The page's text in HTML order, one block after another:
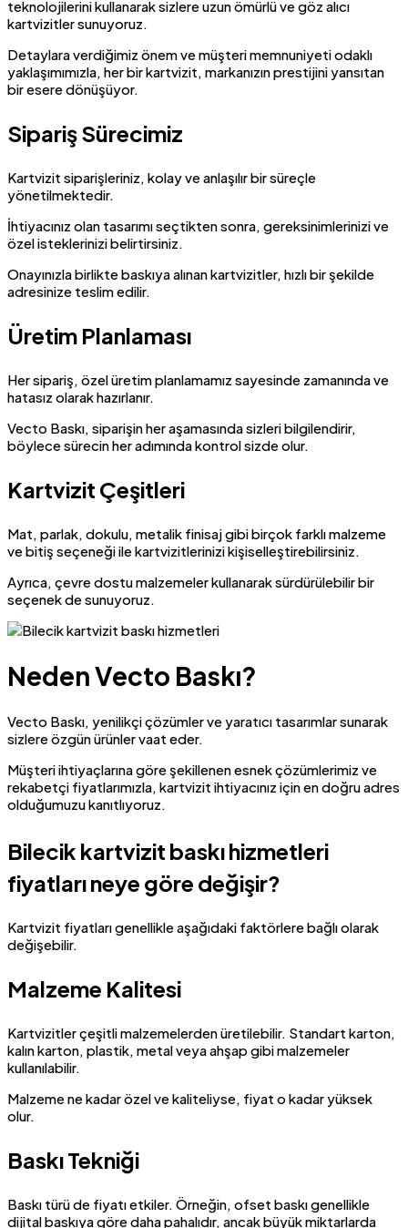
teknolojilerini kullanarak sizlere uzun ömürlü ve göz alıcı
kartvizitler sunuyoruz.
Detaylara verdiğimiz önem ve müşteri memnuniyeti odaklı
yaklaşımımızla, her bir kartvizit, markanızın prestijini yansıtan
bir esere dönüşüyor.
Sipariş Sürecimiz
Kartvizit siparişleriniz, kolay ve anlaşılır bir süreçle
yönetilmektedir.
İhtiyacınız olan tasarımı seçtikten sonra, gereksinimlerinizi ve
özel isteklerinizi belirtirsiniz.
Onayınızla birlikte baskıya alınan kartvizitler, hızlı bir şekilde
adresinize teslim edilir.
Üretim Planlaması
Her sipariş, özel üretim planlamamız sayesinde zamanında ve
hatasız olarak hazırlanır.
Vecto Baskı, siparişin her aşamasında sizleri bilgilendirir,
böylece sürecin her adımında kontrol sizde olur.
Kartvizit Çeşitleri
Mat, parlak, dokulu, metalik finisaj gibi birçok farklı malzeme
ve bitiş seçeneği ile kartvizitlerinizi kişiselleştirebilirsiniz.
Ayrıca, çevre dostu malzemeler kullanarak sürdürülebilir bir
seçenek de sunuyoruz.
Neden Vecto Baskı?
Vecto Baskı, yenilikçi çözümler ve yaratıcı tasarımlar sunarak
sizlere özgün ürünler vaat eder.
Müşteri ihtiyaçlarına göre şekillenen esnek çözümlerimiz ve
rekabetçi fiyatlarımızla, kartvizit ihtiyacınız için en doğru adres
olduğumuzu kanıtlıyoruz.
Bilecik kartvizit baskı hizmetleri
fiyatları neye göre değişir?
Kartvizit fiyatları genellikle aşağıdaki faktörlere bağlı olarak
değişebilir.
Malzeme Kalitesi
Kartvizitler çeşitli malzemelerden üretilebilir. Standart karton,
kalın karton, plastik, metal veya ahşap gibi malzemeler
kullanılabilir.
Malzeme ne kadar özel ve kaliteliyse, fiyat o kadar yüksek
olur.
Baskı Tekniği
Baskı türü de fiyatı etkiler. Örneğin, ofset baskı genellikle
dijital baskıya göre daha pahalıdır, ancak büyük miktarlarda